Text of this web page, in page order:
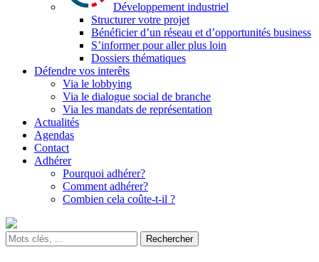
Développement industriel
Structurer votre projet
Bénéficier d’un réseau et d’opportunités business
S’informer pour aller plus loin
Dossiers thématiques
Défendre vos interêts
Via le lobbying
Via le dialogue social de branche
Via les mandats de représentation
Actualités
Agendas
Contact
Adhérer
Pourquoi adhérer?
Comment adhérer?
Combien cela coûte-t-il ?